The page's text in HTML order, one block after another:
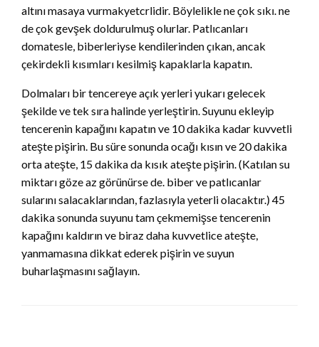
altını masaya vurmakyetcrlidir. Böylelikle ne çok sıkı. ne
de çok gevşek doldurulmuş olurlar. Patlıcanları
domatesle, biberleriyse kendilerinden çıkan, ancak
çekirdekli kısımları kesilmiş kapaklarla kapatın.
Dolmaları bir tencereye açık yerleri yukarı gelecek
şekilde ve tek sıra halinde yerleştirin. Suyunu ekleyip
tencerenin kapağını kapatın ve 10 dakika kadar kuvvetli
ateşte pişirin. Bu süre sonunda ocağı kısın ve 20 dakika
orta ateşte, 15 dakika da kısık ateşte pişirin. (Katılan su
miktarı göze az görünürse de. biber ve patlıcanlar
sularını salacaklarından, fazlasıyla yeterli olacaktır.) 45
dakika sonunda suyunu tam çekmemişse tencerenin
kapağını kaldırın ve biraz daha kuvvetlice ateşte,
yanmamasına dikkat ederek pişirin ve suyun
buharlaşmasını sağlayın.